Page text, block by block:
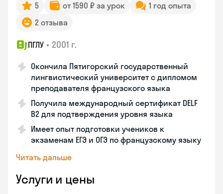
5 от 1590 ₽ за урок
1 год опыта
2 отзыва
ПГЛУ • 2001 г.
Окончила Пятигорский государственный
лингвистический университет с дипломом
преподавателя французского языка
Получила международный сертификат DELF
B2 для подтверждения уровня языка
Имеет опыт подготовки учеников к
экзаменам ЕГЭ и ОГЭ по французскому языку
Читать дальше
Услуги и цены